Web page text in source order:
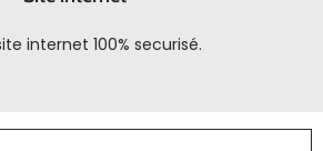
internet 100% securisé.